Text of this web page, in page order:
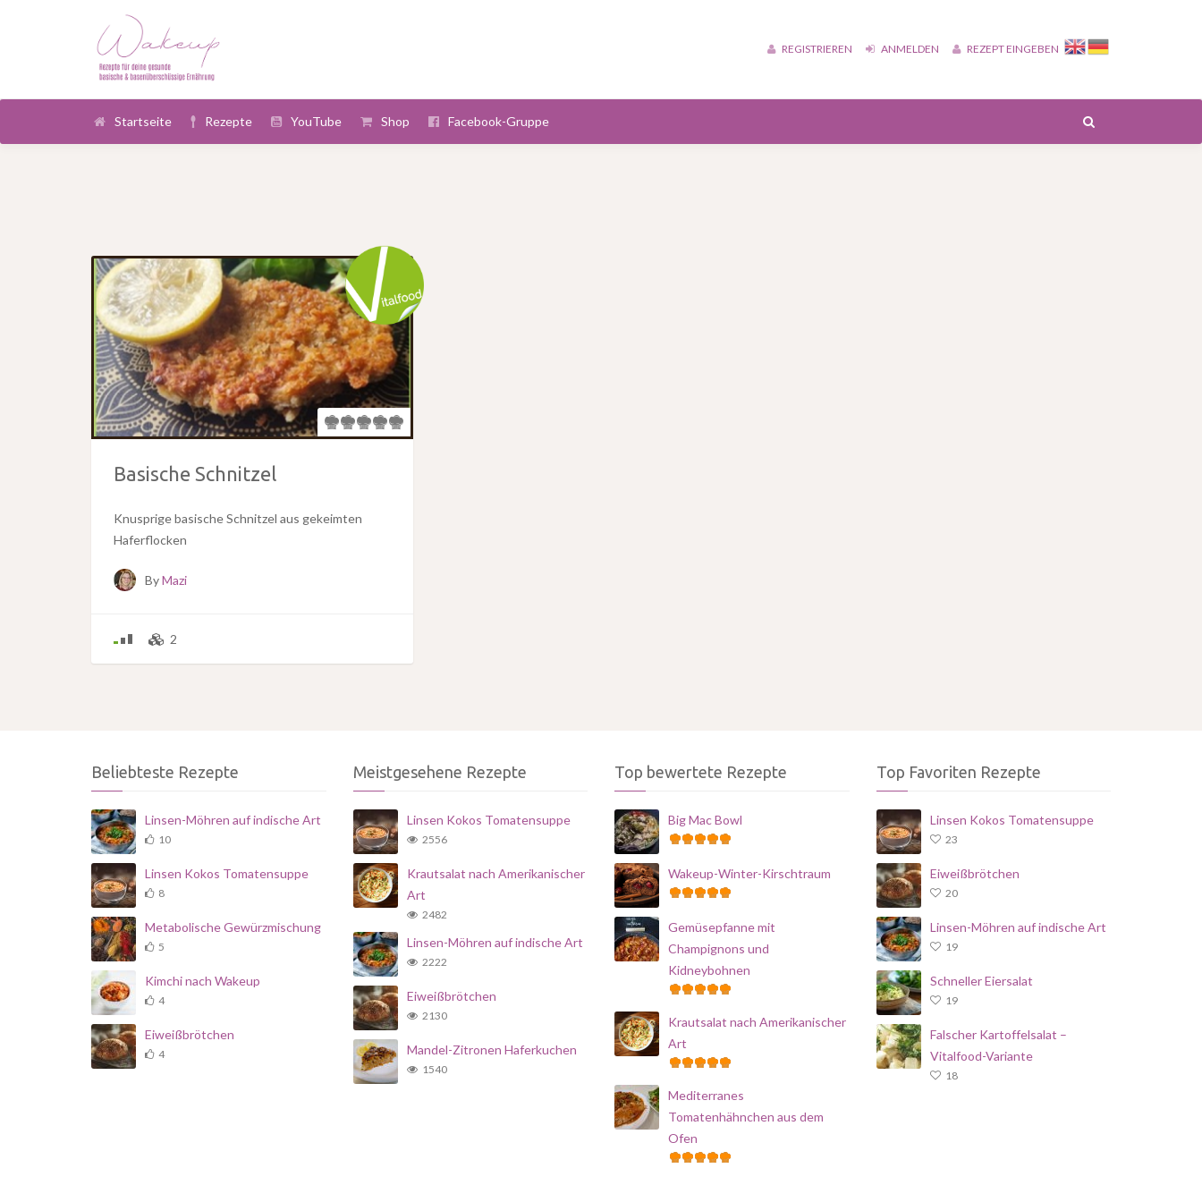
REGISTRIEREN ANMELDEN REZEPT EINGEBEN
Startseite Rezepte YouTube Shop Facebook-Gruppe
Basische Schnitzel
Knusprige basische Schnitzel aus gekeimten
Haferflocken
ByMazi
2
Beliebteste Rezepte
Linsen-Möhren auf indische Art
10
Linsen Kokos Tomatensuppe
8
Metabolische Gewürzmischung
5
Kimchi nach Wakeup
4
Eiweißbrötchen
4
Meistgesehene Rezepte
Linsen Kokos Tomatensuppe
2556
Krautsalat nach Amerikanischer
Art
2482
Linsen-Möhren auf indische Art
2222
Eiweißbrötchen
2130
Mandel-Zitronen Haferkuchen
1540
Top bewertete Rezepte
Big Mac Bowl
Wakeup-Winter-Kirschtraum
Gemüsepfanne mit
Champignons und
Kidneybohnen
Krautsalat nach Amerikanischer
Art
Mediterranes
Tomatenhähnchen aus dem
Ofen
Top Favoriten Rezepte
Linsen Kokos Tomatensuppe
23
Eiweißbrötchen
20
Linsen-Möhren auf indische Art
19
Schneller Eiersalat
19
Falscher Kartoffelsalat –
Vitalfood-Variante
18